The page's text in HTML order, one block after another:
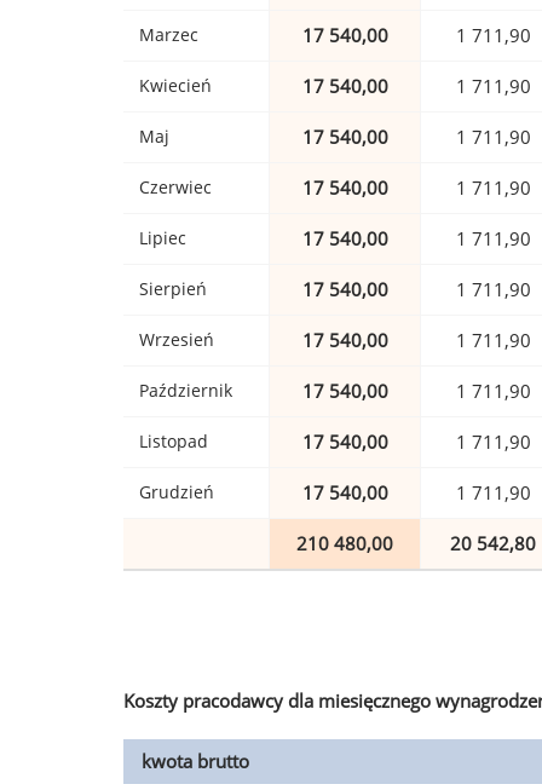
Marzec 17 540,00 1 711,90
Kwiecień 17 540,00 1 711,90
Maj 17 540,00 1 711,90
Czerwiec 17 540,00 1 711,90
Lipiec 17 540,00 1 711,90
Sierpień 17 540,00 1 711,90
Wrzesień 17 540,00 1 711,90
Październik 17 540,00 1 711,90
Listopad 17 540,00 1 711,90
Grudzień 17 540,00 1 711,90
210 480,00 20 542,80
Koszty pracodawcy dla miesięcznego
kwota brutto